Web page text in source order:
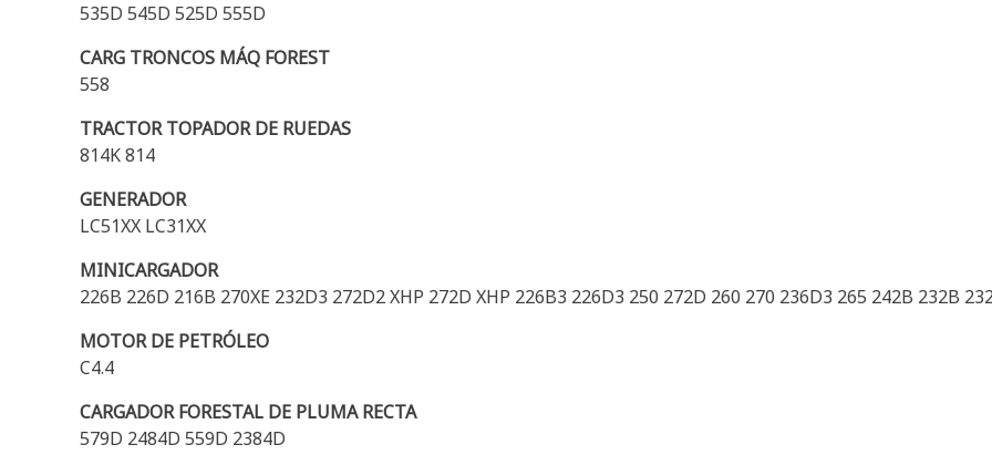
535D 545D 525D 555D
CARG TRONCOS MÁQ FOREST
558
TRACTOR TOPADOR DE RUEDAS
814K 814
GENERADOR
LC51XX LC31XX
MINICARGADOR
226B 226D 216B 270XE 232D3 272D2 XHP 272D XHP 226B3 226D3 250 272D 260 270 236D3 265 242B 232B
MOTOR DE PETRÓLEO
C4.4
CARGADOR FORESTAL DE PLUMA RECTA
579D 2484D 559D 2384D